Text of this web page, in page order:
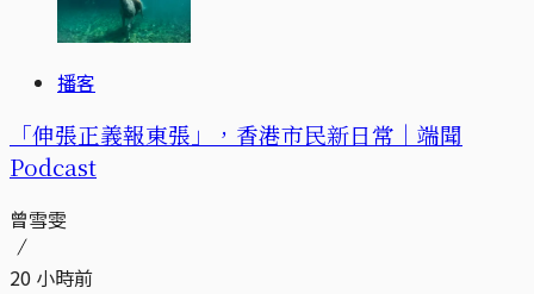
播客
「伸張正義報東張」，香港市民新日常｜端聞
Podcast
曾雪雯
20 小時前